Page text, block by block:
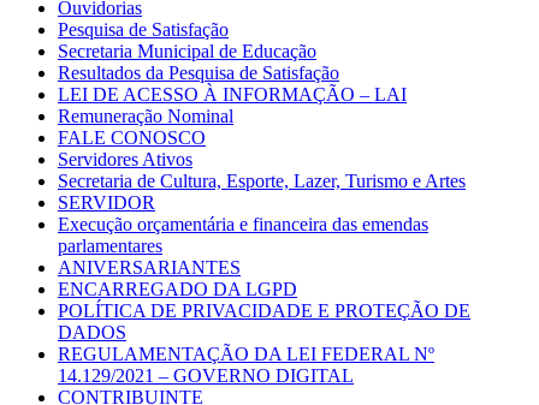
Ouvidorias
Pesquisa de Satisfação
Secretaria Municipal de Educação
Resultados da Pesquisa de Satisfação
LEI DE ACESSO À INFORMAÇÃO – LAI
Remuneração Nominal
FALE CONOSCO
Servidores Ativos
Secretaria de Cultura, Esporte, Lazer, Turismo e Artes
SERVIDOR
Execução orçamentária e financeira das emendas
parlamentares
ANIVERSARIANTES
ENCARREGADO DA LGPD
POLÍTICA DE PRIVACIDADE E PROTEÇÃO DE
DADOS
REGULAMENTAÇÃO DA LEI FEDERAL Nº
14.129/2021 – GOVERNO DIGITAL
CONTRIBUINTE